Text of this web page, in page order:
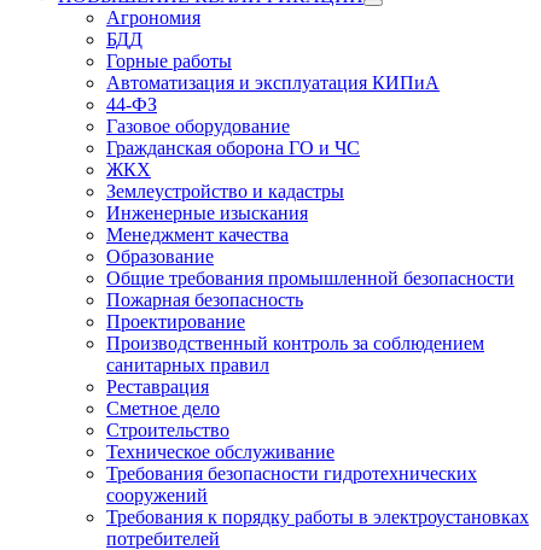
Агрономия
БДД
Горные работы
Автоматизация и эксплуатация КИПиА
44-ФЗ
Газовое оборудование
Гражданская оборона ГО и ЧС
ЖКХ
Землеустройство и кадастры
Инженерные изыскания
Менеджмент качества
Образование
Общие требования промышленной безопасности
Пожарная безопасность
Проектирование
Производственный контроль за соблюдением
санитарных правил
Реставрация
Сметное дело
Строительство
Техническое обслуживание
Требования безопасности гидротехнических
сооружений
Требования к порядку работы в электроустановках
потребителей